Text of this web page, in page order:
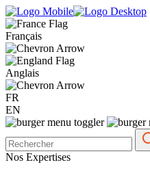
Français
Anglais
FR
EN
Nos Expertises